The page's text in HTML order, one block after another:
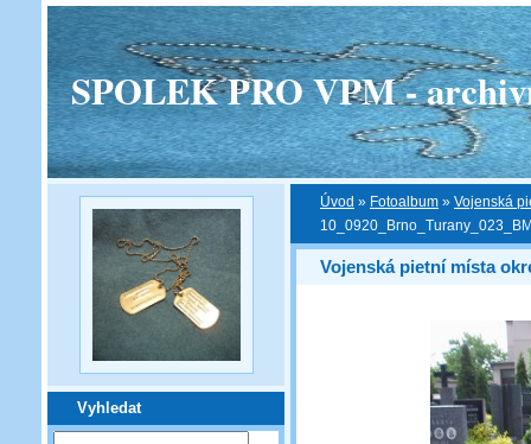
SPOLEK PRO VPM -
Vyhledat
Úvod » Fotoalbum » Vojenská
Vojenská pietní místa